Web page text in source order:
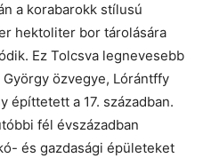
a korabarokk stílusú
hektoliter bor tárolására
Ez Tolcsva legnevesebb
özvegye, Lórántffy
építtetett a 17. században.
fél évszázadban
és gazdasági épületeket